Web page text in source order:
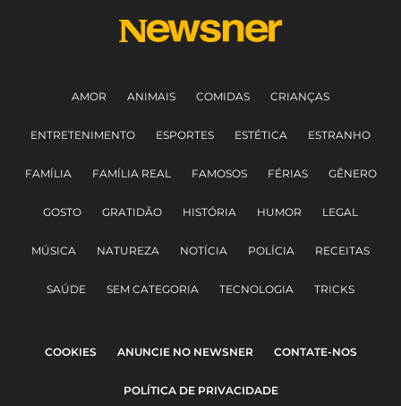
AMOR ANIMAIS COMIDAS CRIANÇAS
ENTRETENIMENTO ESPORTES ESTÉTICA ESTRANHO
FAMÍLIA FAMÍLIA REAL FAMOSOS FÉRIAS GÊNERO
GOSTO GRATIDÃO HISTÓRIA HUMOR LEGAL
MÚSICA NATUREZA NOTÍCIA POLÍCIA RECEITAS
SAÚDE SEM CATEGORIA TECNOLOGIA TRICKS
COOKIES ANUNCIE NO NEWSNER CONTATE-NOS
POLÍTICA DE PRIVACIDADE